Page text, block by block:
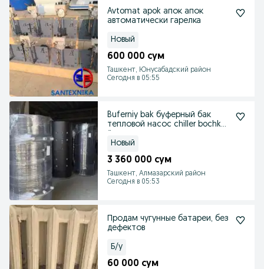
Avtomat apok апок апок
автоматически гарелка
Новый
600 000 сум
Ташкент, Юнусабадский район
Сегодня в 05:55
Buferniy bak буферный бак
тепловой насос chiller bochka
Новый
3 360 000 сум
Ташкент, Алмазарский район
Сегодня в 05:53
Продам чугунные батареи, без
дефектов
Б/у
60 000 сум